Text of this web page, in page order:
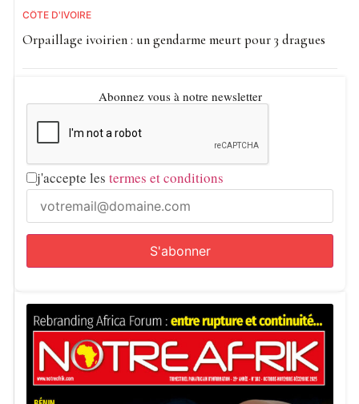
CÔTE D'IVOIRE
Orpaillage ivoirien : un gendarme meurt pour 3 dragues
Abonnez vous à notre newsletter
j'accepte les termes et conditions